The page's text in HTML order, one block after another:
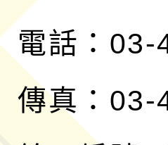
電話：03-
傳真：03-